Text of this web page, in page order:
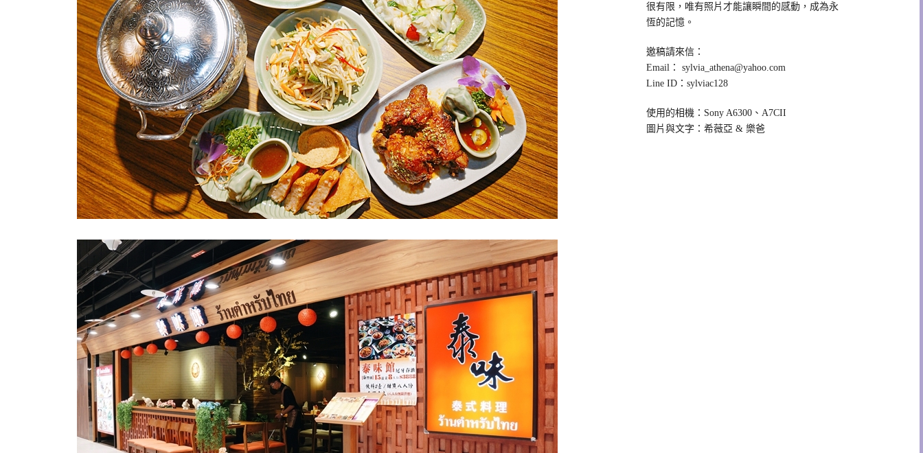
很有限，唯有照片才能讓瞬間的感動，成為永
恆的記憶。
邀稿請來信：
Email：
sylvia_athena@yahoo.com
Line ID：sylviac128
使用的相機：Sony A6300、A7CII
圖片與文字：希薇亞 & 樂爸